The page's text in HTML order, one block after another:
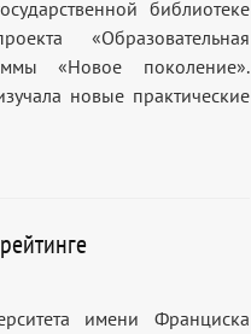
библиотеке
«Образовательная
«Новое поколение».
новые практические
имени Франциска